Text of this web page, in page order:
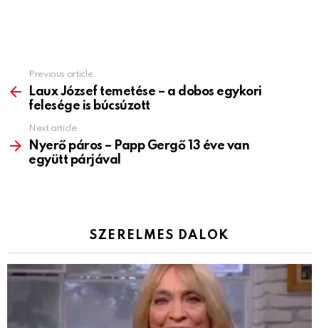
more
Previous article
Laux József temetése – a dobos egykori
felesége is búcsúzott
Next article
Nyerő páros – Papp Gergő 13 éve van
együtt párjával
SZERELMES DALOK